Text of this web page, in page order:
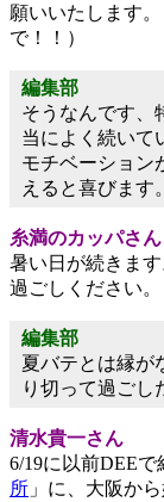
願いいたします
で！！）
編集部
そうなんです、
当によく続いて
モチベーション
えると喜びます。
糸満のカッパさん
暑い日が続きま
過ごしください。
編集部
夏バテとは縁が
り切って過ごし
清水貴一さん
6/19に以前DEEで
所 」に、大阪か